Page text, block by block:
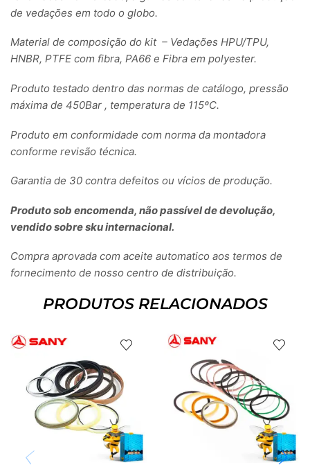
de vedações em todo o globo.
Material de composição do kit – Vedações HPU/TPU,
HNBR, PTFE com fibra, PA66 e Fibra em polyester.
Produto testado dentro das normas de catálogo, pressão
máxima de 450Bar , temperatura de 115ºC.
Produto em conformidade com norma da montadora
conforme revisão técnica.
Garantia de 30 contra defeitos ou vícios de produção.
Produto sob encomenda, não passível de devolução,
vendido sobre sku internacional.
Compra aprovada com aceite automatico aos termos de
fornecimento de nosso centro de distribuição.
PRODUTOS RELACIONADOS